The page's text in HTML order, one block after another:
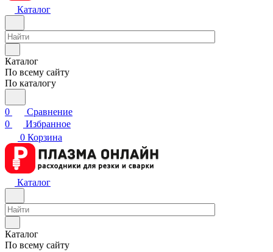
Каталог
Каталог
По всему сайту
По каталогу
0
Сравнение
0
Избранное
0 Корзина
Каталог
Каталог
По всему сайту